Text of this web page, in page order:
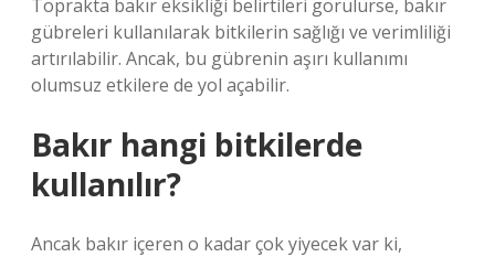
Toprakta bakır eksikliği belirtileri görülürse, bakır
gübreleri kullanılarak bitkilerin sağlığı ve verimliliği
artırılabilir. Ancak, bu gübrenin aşırı kullanımı
olumsuz etkilere de yol açabilir.
Bakır hangi bitkilerde
kullanılır?
Ancak bakır içeren o kadar çok yiyecek var ki,